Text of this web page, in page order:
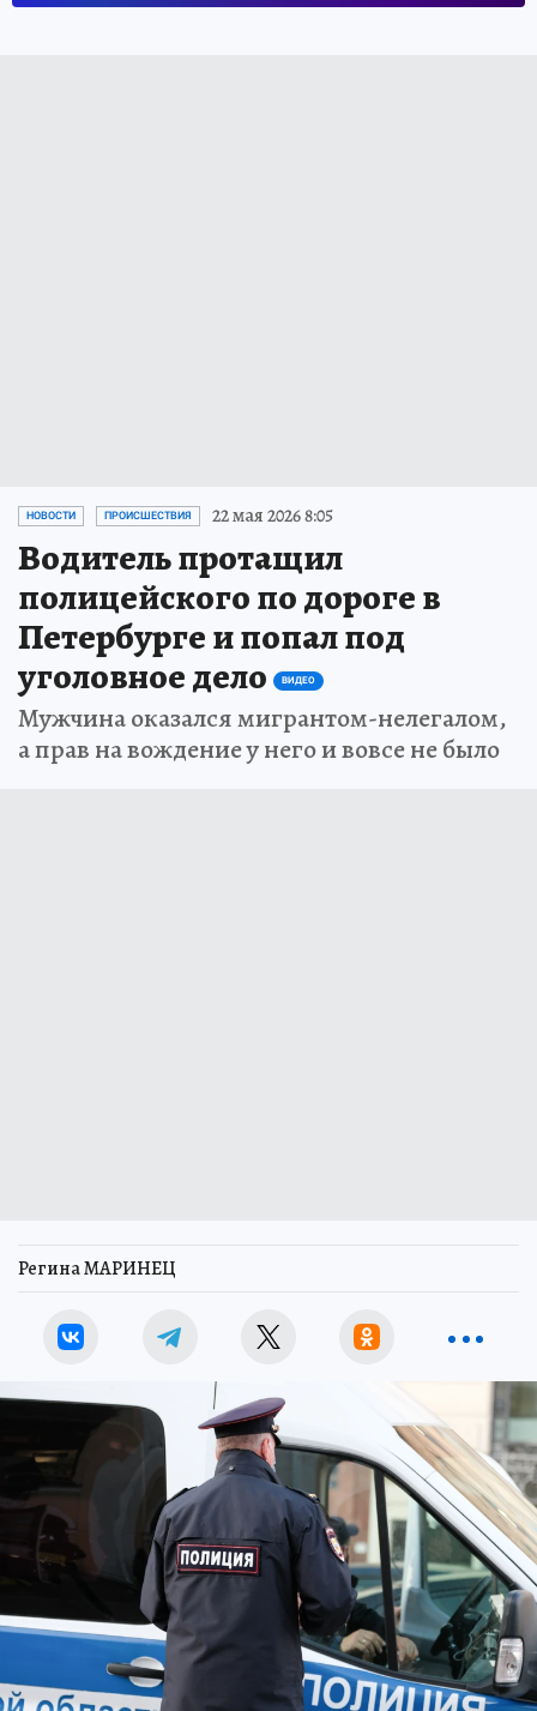
НОВОСТИ ПРОИСШЕСТВИЯ 22 мая 2026 8:05
Водитель протащил
полицейского по дороге в
Петербурге и попал под
уголовное дело
ВИДЕО
Мужчина оказался мигрантом-нелегалом,
а прав на вождение у него и вовсе не было
Регина МАРИНЕЦ